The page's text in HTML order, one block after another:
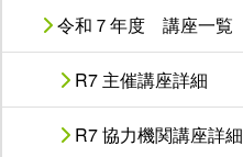
令和７年度 講座一覧
R7 主催講座詳細
R7 協力機関講座詳細